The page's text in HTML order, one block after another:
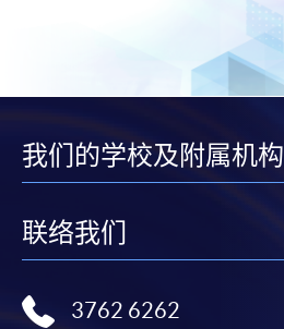
我们的学校及附属机构
联络我们
3762 6262